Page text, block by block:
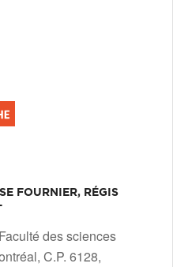
FOURNIER, RÉGIS
/
des sciences
C.P. 6128,